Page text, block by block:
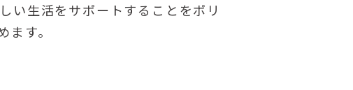
い生活をサポートすることをポリ
す。